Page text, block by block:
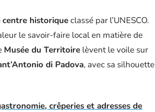
centre historiqueclassé par l’UNESCO.
le savoir-faire local en matière de
Musée du Territoire lèvent le voile sur
di Padova, avec sa silhouette
crêperies et adresses de